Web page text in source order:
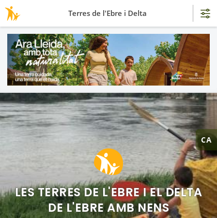
CA
LES TERRES DE L'EBRE I EL DELTA
DE L'EBRE AMB NENS
Terres de l'Ebre i Delta